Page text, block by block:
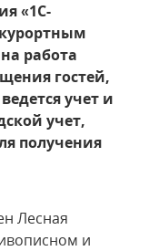
«1С-
работа
гостей,
учет и
учет,
получения
Лесная
и